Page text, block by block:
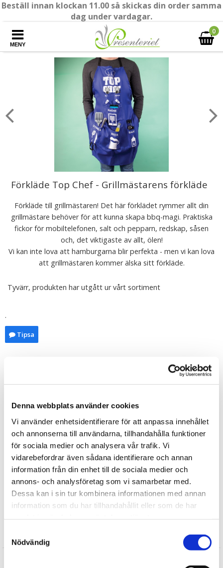
Denna webbplats använder cookies
Vi använder enhetsidentifierare för att anpassa innehållet
och annonserna till användarna, tillhandahålla funktioner
för sociala medier och analysera vår trafik. Vi
vidarebefordrar även sådana identifierare och annan
information från din enhet till de sociala medier och
annons- och analysföretag som vi samarbetar med.
Dessa kan i sin tur kombinera informationen med annan
information som du har tillhandahållit eller som de har
Nödvändig
Beställ innan klockan 11.00 så skickas din order samma
dag under vardagar.
MENY
0
Förkläde Top Chef - Grillmästarens förkläde
Förkläde till grillmästaren! Det här förklädet rymmer allt din
grillmästare behöver för att kunna skapa bbq-magi. Praktiska
fickor för mobiltelefonen, salt och pepparn, redskap, såsen
och, det viktigaste av allt, ölen!
Vi kan inte lova att hamburgarna blir perfekta - men vi kan lova
att grillmästaren kommer älska sitt förkläde.
Tyvärr, produkten har utgått ur vårt sortiment
.
Tipsa
Kök
Fars Dag
Gå-bort-presenter
Julklappar till honom
Julklappar till pappa
Julklappar till pojkvän
Julklappar till vännen
Julklappsspelet